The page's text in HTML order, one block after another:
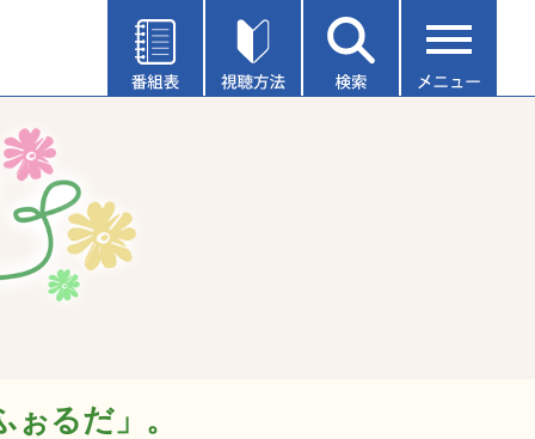
るだ」。